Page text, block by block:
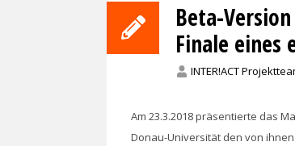
Beta-
Finale
INTER!ACT
Am 23.3.2018 präsentierte das
Donau-Universität den von